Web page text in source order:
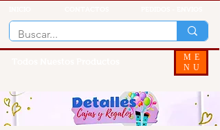
ME
NU